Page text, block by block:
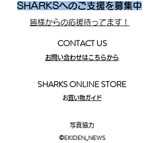
SHARKSへのご支援を募集中
皆様からの応援待ってます！
CONTACT US
お問い合わせはこちらから
SHARKS ONLINE STORE
​お買い物ガイド
写真協力
©EKIDEN_NEWS